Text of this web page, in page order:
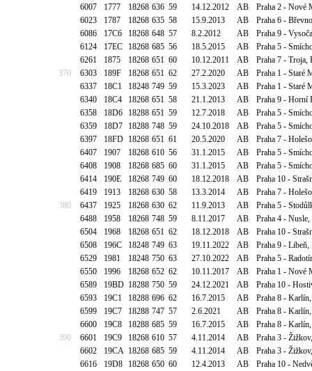
6007 1777 18268 636 59 14.12.2012 AB
Praha 2 - Nové
6023
1787 18268 635 58 15.9.2013 AB
Praha 6 -
6086
17C6 18268 648 57 8.2.2012 AB
Praha 9 -
6124
17EC 18268 685 56 18.5.2015 AB
Praha 5 -
6261
1875 18268 651 60 10.12.2011 AB
Praha 7 - Troja,
370
6303 189F 18268 651 62 27.2.2020 AB
Praha 1 - Staré
6337
18C1 18248 749 59 15.3.2023 AB
Praha 1 - Staré
6340
18C4 18268 651 58 21.1.2013 AB
Praha 9 - Horní
6358
18D6 18288 651 59 12.7.2018 AB
Praha 5 -
6359
18D7 18288 748 59 24.10.2018 AB
Praha 5 -
6397
18FD 18268 651 61 20.5.2020 AB
Praha 7 -
6407
1907 18268 610 56 31.1.2015 AB
Praha 5 -
6408
1908 18268 685 60 31.1.2015 AB
Praha 5 -
6414
190E 18268 749 60 18.12.2018 AB
Praha 10 -
6419
1913 18268 630 58 13.3.2014 AB
Praha 7 -
380
6437 1925 18268 630 62 11.9.2013 AB
Praha 5 -
6488
1958 18268 748 59 8.11.2017 AB
Praha 4 -
6504
1968 18268 651 62 18.12.2018 AB
Praha 10 -
6508
196C 18248 749 63 19.11.2022 AB
Praha 9 -
6529
1981 18248 750 63 27.10.2022 AB
Praha 5 -
6550
1996 18268 652 62 10.11.2017 AB
Praha 1 - Nové
6589
19BD 18288 750 59 24.12.2021 AB
Praha 10 -
6593
19C1 18288 696 62 16.7.2015 AB
Praha 8 -
6599
19C7 18288 747 57 2.6.2021 AB
Praha 8 -
6600
19C8 18288 685 59 16.7.2015 AB
Praha 8 -
390
6601 19C9 18268 610 57 4.11.2014 AB
Praha 3 -
6602
19CA 18268 685 59 4.11.2014 AB
Praha 3 -
6616
19D8 18268 650 60 12.4.2013 AB
Praha 10 -